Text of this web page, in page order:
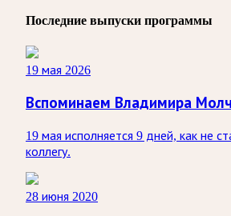
Последние выпуски программы
19 мая 2026
Вспоминаем Владимира
19 мая исполняется 9 дней, как не
коллегу.
28 июня 2020